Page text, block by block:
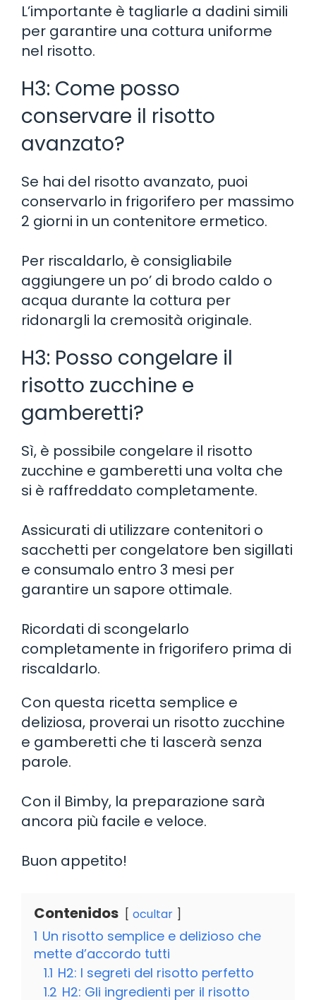
L’importante è tagliarle a dadini simili
per garantire una cottura uniforme
nel risotto.
H3: Come posso
conservare il risotto
avanzato?
Se hai del risotto avanzato, puoi
conservarlo in frigorifero per massimo
2 giorni in un contenitore ermetico.
Per riscaldarlo, è consigliabile
aggiungere un po’ di brodo caldo o
acqua durante la cottura per
ridonargli la cremosità originale.
H3: Posso congelare il
risotto zucchine e
gamberetti?
Sì, è possibile congelare il risotto
zucchine e gamberetti una volta che
si è raffreddato completamente.
Assicurati di utilizzare contenitori o
sacchetti per congelatore ben sigillati
e consumalo entro 3 mesi per
garantire un sapore ottimale.
Ricordati di scongelarlo
completamente in frigorifero prima di
riscaldarlo.
Con questa ricetta semplice e
deliziosa, proverai un risotto zucchine
e gamberetti che ti lascerà senza
parole.
Con il Bimby, la preparazione sarà
ancora più facile e veloce.
Buon appetito!
Contenidos ocultar
1 Un risotto semplice e delizioso che
mette d’accordo tutti
1.1 H2: I segreti del risotto perfetto
1.2 H2: Gli ingredienti per il risotto